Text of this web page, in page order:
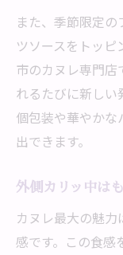
もっち
津島市
カヌレ
集
津島市
ギフトや手
カヌレ
は
また、季節限定
ツソースをトッ
市のカヌレ専門
れるたびに新しい
個包装や華やか
出できます。
外側カリッ中は
カヌレ最大の魅
感です。この食感